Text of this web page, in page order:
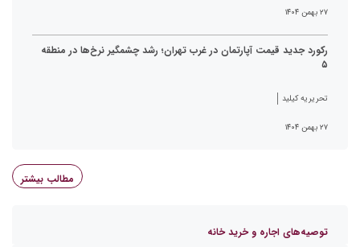
۲۷ بهمن ۱۴۰۴
رکورد جدید قیمت آپارتمان در غرب تهران؛ رشد چشمگیر نرخ‌ها در منطقه
۵
تحریریه کیلید
۲۷ بهمن ۱۴۰۴
مطالب بیشتر
توصیه‌های اجاره و خرید خانه